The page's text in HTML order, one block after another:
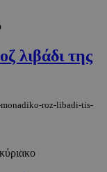
λιβάδι της
roz-libadi-tis-
1
μέρες